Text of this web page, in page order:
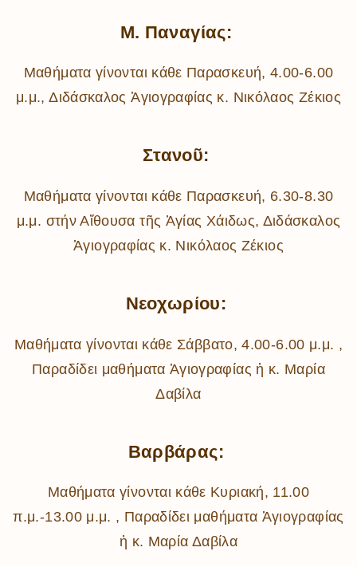
Μ. Παναγίας:
Μαθήματα γίνονται κάθε Παρασκευή, 4.00-6.00
μ.μ., Διδάσκαλος Ἁγιογραφίας κ. Νικόλαος Ζέκιος
Στανοῦ:
Μαθήματα γίνονται κάθε Παρασκευή, 6.30-8.30
μ.μ. στήν Αἴθουσα τῆς Ἁγίας Χάιδως, Διδάσκαλος
Ἁγιογραφίας κ. Νικόλαος Ζέκιος
Νεοχωρίου:
Μαθήματα γίνονται κάθε Σάββατο, 4.00-6.00 μ.μ. ,
Παραδίδει μαθήματα Ἁγιογραφίας ἡ κ. Μαρία
Δαβίλα
Βαρβάρας:
Μαθήματα γίνονται κάθε Κυριακή, 11.00
π.μ.-13.00 μ.μ. , Παραδίδει μαθήματα Ἁγιογραφίας
ἡ κ. Μαρία Δαβίλα